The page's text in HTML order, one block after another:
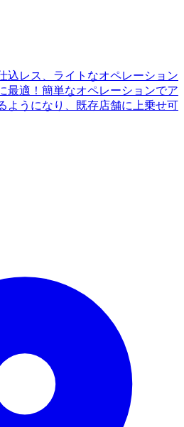
込レス、ライトなオペレーション
最適！簡単なオペレーションでア
ようになり、既存店舗に上乗せ可